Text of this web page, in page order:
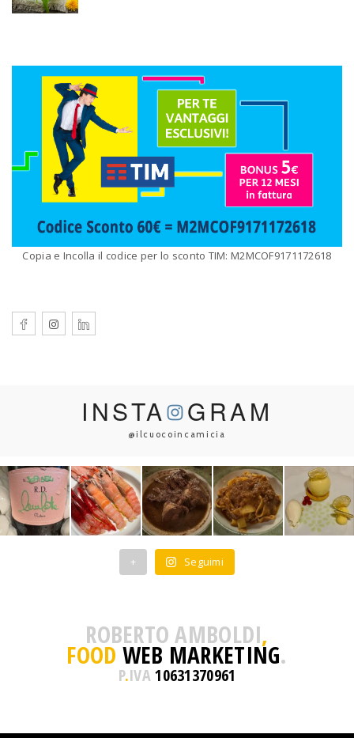
Copia e Incolla il codice per lo sconto TIM: M2MCOF9171172618
INSTA GRAM
@ilcuocoincamicia
+ Seguimi
ROBERTO AMBOLDI,
FOOD WEB MARKETING.
P.IVA10631370961